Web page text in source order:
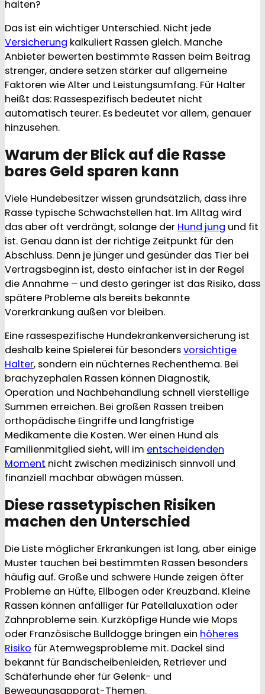
halten?
Das ist ein wichtiger Unterschied. Nicht jede
Versicherung kalkuliert Rassen gleich. Manche
Anbieter bewerten bestimmte Rassen beim Beitrag
strenger, andere setzen stärker auf allgemeine
Faktoren wie Alter und Leistungsumfang. Für Halter
heißt das: Rassespezifisch bedeutet nicht
automatisch teurer. Es bedeutet vor allem, genauer
hinzusehen.
Warum der Blick auf die Rasse
bares Geld sparen kann
Viele Hundebesitzer wissen grundsätzlich, dass ihre
Rasse typische Schwachstellen hat. Im Alltag wird
das aber oft verdrängt, solange der Hund jung und fit
ist. Genau dann ist der richtige Zeitpunkt für den
Abschluss. Denn je jünger und gesünder das Tier bei
Vertragsbeginn ist, desto einfacher ist in der Regel
die Annahme – und desto geringer ist das Risiko, dass
spätere Probleme als bereits bekannte
Vorerkrankung außen vor bleiben.
Eine rassespezifische Hundekrankenversicherung ist
deshalb keine Spielerei für besondersvorsichtige
Halter, sondern ein nüchternes Rechenthema. Bei
brachyzephalen Rassen können Diagnostik,
Operation und Nachbehandlung schnell vierstellige
Summen erreichen. Bei großen Rassen treiben
orthopädische Eingriffe und langfristige
Medikamente die Kosten. Wer einen Hund als
Familienmitglied sieht, will im entscheidenden
Moment nicht zwischen medizinisch sinnvoll und
finanziell machbar abwägen müssen.
Diese rassetypischen Risiken
machen den Unterschied
Die Liste möglicher Erkrankungen ist lang, aber einige
Muster tauchen bei bestimmten Rassen besonders
häufig auf. Große und schwere Hunde zeigen öfter
Probleme an Hüfte, Ellbogen oder Kreuzband. Kleine
Rassen können anfälliger für Patellaluxation oder
Zahnprobleme sein. Kurzköpfige Hunde wie Mops
oder Französische Bulldogge bringen ein höheres
Risiko für Atemwegsprobleme mit. Dackel sind
bekannt für Bandscheibenleiden, Retriever und
Schäferhunde eher für Gelenk- und
Bewegungsapparat-Themen.